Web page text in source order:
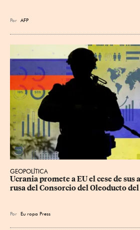
Por AFP
GEOPOLÍTICA
Ucrania promete a EU el cese de
rusa del Consorcio del Oleoducto del
Por Eu ropa Press